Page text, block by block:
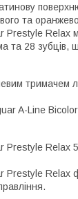
та
Prestyle
та 28 зубців,
тримачем
A-Line
Relax
Relax